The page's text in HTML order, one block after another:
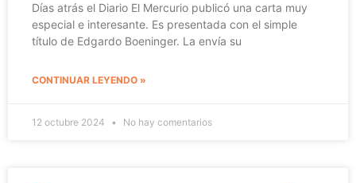
Días atrás el Diario El Mercurio publicó una carta muy
especial e interesante. Es presentada con el simple
título de Edgardo Boeninger. La envía su
CONTINUAR LEYENDO »
12 octubre 2024 No hay comentarios